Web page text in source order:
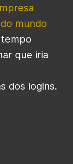
mundo
que iria
dos logins.